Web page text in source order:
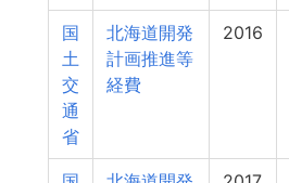
国
土
交
通
省
北海道開発
計画推進等
経費
2016